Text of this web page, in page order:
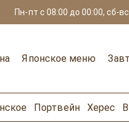
Пн-пт с 08:00 до 00:00, сб-
Японское меню
Портвейн Херес